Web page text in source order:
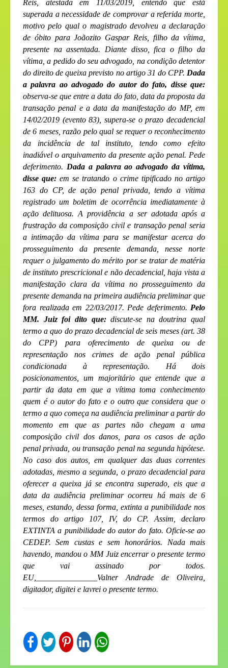
Reis, atestada em 11/03/2019, entendo que está
superada a necessidade de comprovar a referida morte,
motivo pelo qual o magistrado devolveu a declaração
de óbito para Joãozito Gaspar Reis, filho da vítima,
presente na assentada. Diante disso, fica o filho da
vítima, a pedido do seu advogado, na condição detentor
do direito de queixa previsto no artigo 31 do CPP. Dada
a palavra ao advogado do autor do fato, disse que:
observa-se que entre a data do fato, data da proposta da
transação penal e a data da manifestação do MP, em
14/02/2019 (evento 83), supera-se o prazo decadencial
de 6 meses, razão pelo qual se requer o reconhecimento
da incidência de tal instituto, tendo como efeito
inadiável o arquivamento da presente ação penal. Pede
deferimento. Dada a palavra ao advogado da vítima,
disse que: em se tratando o crime tipificado no artigo
163 do CP, de ação penal privada, tendo a vítima
registrado um boletim de ocorrência imediatamente à
ação delituosa. A providência a ser adotada após a
frustração da composição civil e transação penal seria
a intimação da vítima para se manifestar acerca do
prosseguimento da presente demanda, nesse norte
requer o julgamento do mérito por se tratar de matéria
de instituto prescricional e não decadencial, haja vista a
manifestação clara da vítima no prosseguimento da
presente demanda na primeira audiência preliminar que
fora realizada em 22/03/2017. Pede deferimento. Pelo
MM. Juiz foi dito que:discute-se na doutrina qual
termo a quo do prazo decadencial de seis meses (art. 38
do CPP) para oferecimento de queixa ou de
representação nos crimes de ação penal pública
condicionada à representação. Há dois
posicionamentos, um majoritário que entende que a
partir da data em que a vítima toma conhecimento
quem é o autor do fato e o outro que considera que o
termo a quo começa na audiência preliminar a partir do
momento em que as partes não chegam a uma
composição civil dos danos, para os casos de ação
penal privada, ou transação penal na segunda hipótese.
No caso dos autos, em qualquer das duas correntes
adotadas, mesmo a segunda, o prazo decadencial para
oferecer a queixa já se encontra superado, eis que a
data da audiência preliminar ocorreu há mais de 6
meses, estando, dessa forma, extinta a punibilidade nos
termos do artigo 107, IV, do CP. Assim, declaro
EXTINTA a punibilidade do autor do fato. Oficie-se ao
CEDEP. Sem custas e sem honorários. Nada mais
havendo, mandou o MM Juiz encerrar o presente termo
que vai assinado por todos.
EU,_______________Valner Andrade de Oliveira,
digitador, digitei e lavrei o presente termo.